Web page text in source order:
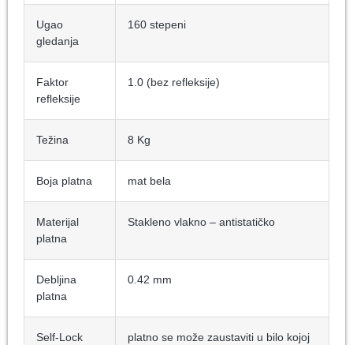
Ugao
gledanja
160 stepeni
Faktor
refleksije
1.0 (bez refleksije)
Težina 8 Kg
Boja platna mat bela
Materijal
platna
Stakleno vlakno – antistatičko
Debljina
platna
0.42 mm
Self-Lock
platno se može zaustaviti u bilo kojoj